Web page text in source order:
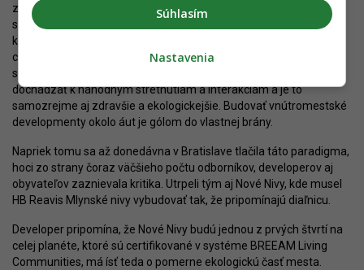
z mestotvorného, ale aj funkčného hľadiska. Je to práve kvalitné
spojenie cyklotrasami a do ulice integrovanou verejnou dopravou,
ktoré mestské priestory oživuje. Užívatelia verejnej dopravy či
chodníkov majú čas prehliadnuť si okolie, zastaviť sa a využívať
služby alebo nakupovať v obchodoch. Na chodníku môže
dochádzať k náhodným stretnutiam a interakciám a je to
samozrejme aj zdravšie a ekologickejšie. Budovať vnútromestské
developmenty okolo áut je gólom do vlastnej brány.
Napriek tomu sa až donedávna v Bratislave tlačila táto paradigma,
hoci zo strany čoraz väčšieho počtu odborníkov, developerov aj
obyvateľov zaznievala kritika. Utrpeli tým aj Nové Nivy, kde musel
HB Reavis Mlynské nivy vybudovať tak, že pripomínajú diaľnicu.
Developer pripomína, že Nové Nivy budú jednou z prvých štvrtí na
celej planéte, ktoré sú certifikované v systéme BREEAM Living
Communities, má ísť teda o pomerne ekologickú časť mesta.
Súhlasím
Nastavenia